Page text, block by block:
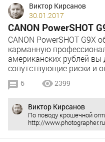
Виктор Кирсанов
30.01.2017
CANON PowerSHOT
CANON PowerSHOT G9X
карманную
американских рублей
сопутствующие риски и
6 2399
Виктор Кирсанов
По поводу крошечной
http://